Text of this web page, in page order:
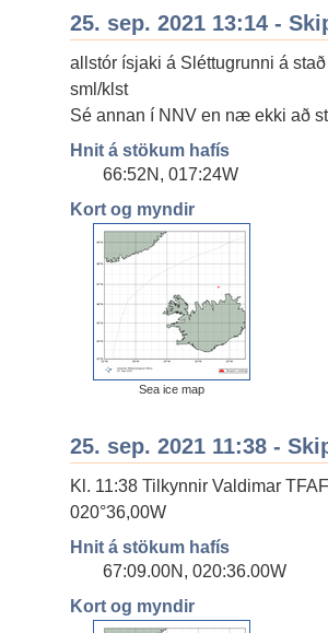
25. sep. 2021 13:14 -
allstór ísjaki á Sléttugrunni á
sml/klst
Sé annan í NNV en næ ekki að
Hnit á stökum hafís
66:52N, 017:24W
Kort og myndir
Sea ice map
25. sep. 2021 11:38 -
Kl. 11:38 Tilkynnir Valdimar
020°36,00W
Hnit á stökum hafís
67:09.00N, 020:36.00W
Kort og myndir